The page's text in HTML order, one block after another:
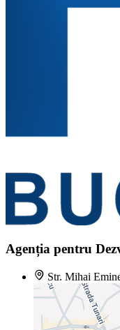
Agenția pentru
Str. Mihai